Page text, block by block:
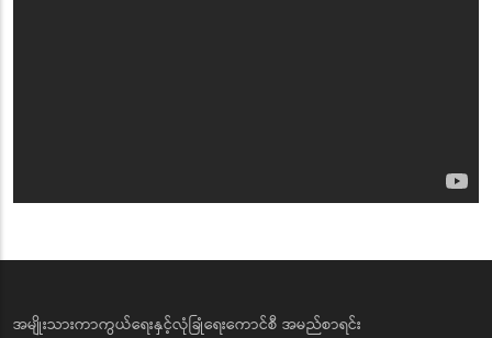
အမျိုးသားကာကွယ်ရေးနှင့်လုံခြုံရေးကောင်စီ အမည်စာရင်း